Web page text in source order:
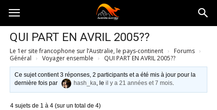
Australia-
australie.com
QUI PART EN AVRIL 2005??
Le 1er site francophone sur l’Australie, le pays-continent › Forums ›
Général › Voyager ensemble › QUI PART EN AVRIL 2005??
Ce sujet contient 3 réponses, 2 participants et a été mis à jour pour la
dernière fois par
hash_ka, leil y a 21 années et 7 mois.
4 sujets de 1 à 4 (sur un total de 4)